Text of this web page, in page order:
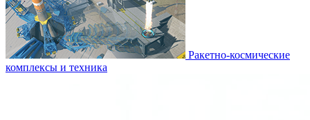
Ракетно-космические
комплексы и техника